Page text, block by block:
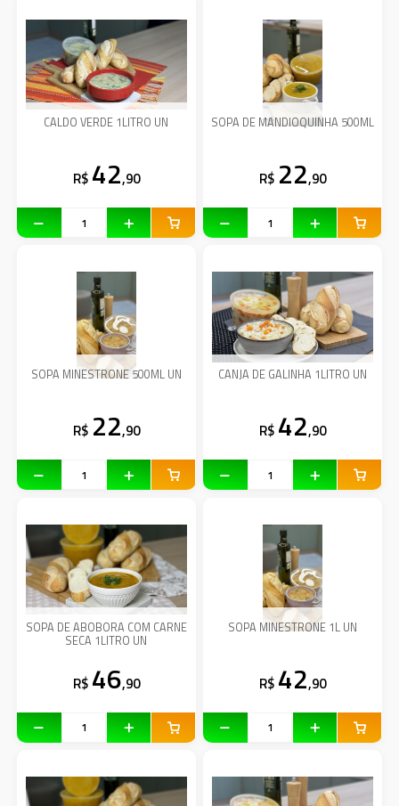
CALDO VERDE 1LITRO UN
R$ 42,90
SOPA DE MANDIOQUINHA 500ML
R$ 22,90
SOPA MINESTRONE 500ML UN
R$ 22,90
CANJA DE GALINHA 1LITRO UN
R$ 42,90
SOPA DE ABOBORA COM CARNE
SECA 1LITRO UN
R$ 46,90
SOPA MINESTRONE 1L UN
R$ 42,90